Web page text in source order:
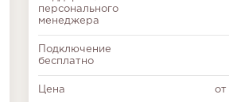
персонального
менеджера
Подключение
бесплатно
Цена от